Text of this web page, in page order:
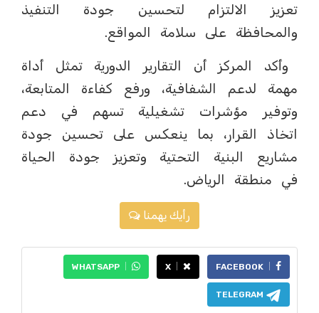
تعزيز الالتزام لتحسين جودة التنفيذ
والمحافظة على سلامة المواقع.
وأكد المركز أن التقارير الدورية تمثل أداة
مهمة لدعم الشفافية، ورفع كفاءة المتابعة،
وتوفير مؤشرات تشغيلية تسهم في دعم
اتخاذ القرار، بما ينعكس على تحسين جودة
مشاريع البنية التحتية وتعزيز جودة الحياة
في منطقة الرياض.
رأيك يهمنا
FACEBOOK
X
WHATSAPP
TELEGRAM